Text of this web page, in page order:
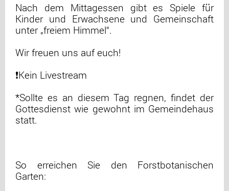
Nach dem Mittagessen gibt es Spiele für
Kinder und Erwachsene und Gemeinschaft
unter „freiem Himmel“.
Wir freuen uns auf euch!
❗️Kein Livestream
*Sollte es an diesem Tag regnen, findet der
Gottesdienst wie gewohnt im Gemeindehaus
statt.
So erreichen Sie den Forstbotanischen
Garten: